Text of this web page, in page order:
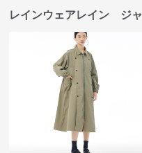
レインウェアレイン ジ